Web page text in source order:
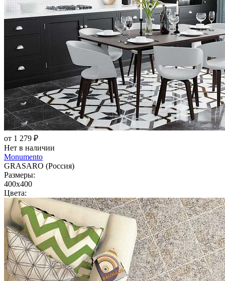
от 1 279 ₽
Нет в наличии
Monumento
GRASARO (Россия)
Размеры:
400x400
Цвета: